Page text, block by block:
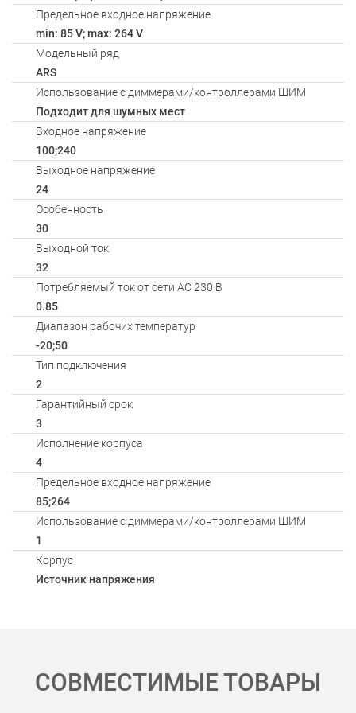
Предельное входное напряжение
min: 85 V; max: 264 V
Модельный ряд
ARS
Использование с диммерами/контроллерами ШИМ
Подходит для шумных мест
Входное напряжение
100;240
Выходное напряжение
24
Особенность
30
Выходной ток
32
Потребляемый ток от сети AC 230 В
0.85
Диапазон рабочих температур
-20;50
Тип подключения
2
Гарантийный срок
3
Исполнение корпуса
4
Предельное входное напряжение
85;264
Использование с диммерами/контроллерами ШИМ
1
Корпус
Источник напряжения
Онлайн оплата банковской картой
СОВМЕСТИМЫЕ ТОВАРЫ